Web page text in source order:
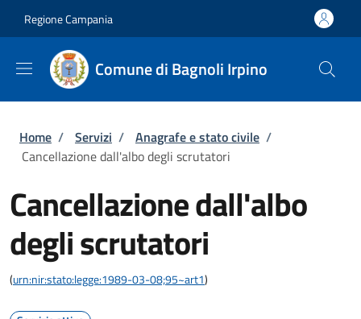
Regione Campania
Comune di Bagnoli Irpino
Briciole di pane
Home / Servizi / Anagrafe e stato civile /
Cancellazione dall'albo degli scrutatori
Cancellazione dall'albo
degli scrutatori
(urn:nir:stato:legge:1989-03-08;95~art1)